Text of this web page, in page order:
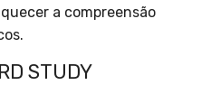
a compreensão
STUDY